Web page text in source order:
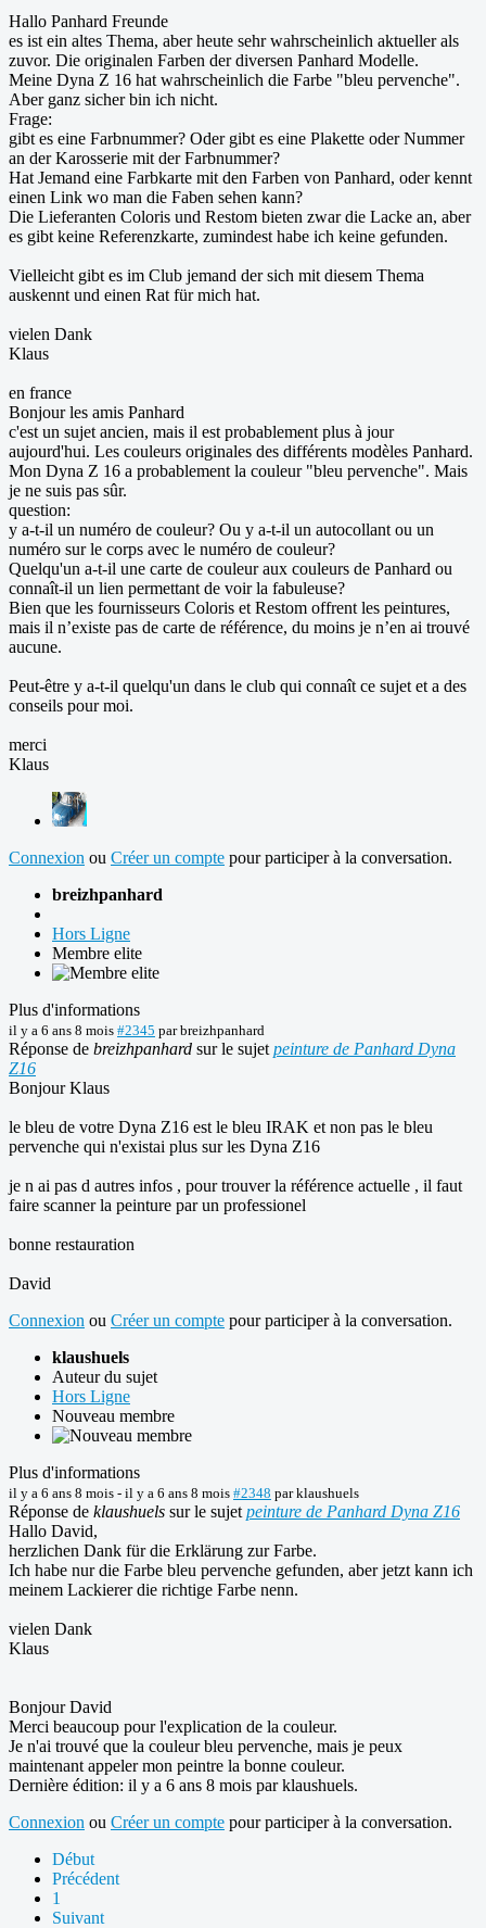
Hallo Panhard Freunde
es ist ein altes Thema, aber heute sehr wahrscheinlich aktueller als
zuvor. Die originalen Farben der diversen Panhard Modelle.
Meine Dyna Z 16 hat wahrscheinlich die Farbe "bleu pervenche".
Aber ganz sicher bin ich nicht.
Frage:
gibt es eine Farbnummer? Oder gibt es eine Plakette oder Nummer
an der Karosserie mit der Farbnummer?
Hat Jemand eine Farbkarte mit den Farben von Panhard, oder kennt
einen Link wo man die Faben sehen kann?
Die Lieferanten Coloris und Restom bieten zwar die Lacke an, aber
es gibt keine Referenzkarte, zumindest habe ich keine gefunden.
Vielleicht gibt es im Club jemand der sich mit diesem Thema
auskennt und einen Rat für mich hat.
vielen Dank
Klaus
en france
Bonjour les amis Panhard
c'est un sujet ancien, mais il est probablement plus à jour
aujourd'hui. Les couleurs originales des différents modèles Panhard.
Mon Dyna Z 16 a probablement la couleur "bleu pervenche". Mais
je ne suis pas sûr.
question:
y a-t-il un numéro de couleur? Ou y a-t-il un autocollant ou un
numéro sur le corps avec le numéro de couleur?
Quelqu'un a-t-il une carte de couleur aux couleurs de Panhard ou
connaît-il un lien permettant de voir la fabuleuse?
Bien que les fournisseurs Coloris et Restom offrent les peintures,
mais il n’existe pas de carte de référence, du moins je n’en ai trouvé
aucune.
Peut-être y a-t-il quelqu'un dans le club qui connaît ce sujet et a des
conseils pour moi.
merci
Klaus
Connexion ou Créer un compte pour participer à la conversation.
breizhpanhard
Hors Ligne
Membre elite
Plus d'informations
il y a 6 ans 8 mois #2345 parbreizhpanhard
Réponse de breizhpanhard sur le sujet peinture de Panhard Dyna
Z16
Bonjour Klaus
le bleu de votre Dyna Z16 est le bleu IRAK et non pas le bleu
pervenche qui n'existai plus sur les Dyna Z16
je n ai pas d autres infos , pour trouver la référence actuelle , il faut
faire scanner la peinture par un professionel
bonne restauration
David
Connexion ou Créer un compte pour participer à la conversation.
klaushuels
Auteur du sujet
Hors Ligne
Nouveau membre
Plus d'informations
il y a 6 ans 8 mois - il y a 6 ans 8 mois #2348 parklaushuels
Réponse de klaushuels sur le sujet peinture de Panhard Dyna Z16
Hallo David,
herzlichen Dank für die Erklärung zur Farbe.
Ich habe nur die Farbe bleu pervenche gefunden, aber jetzt kann ich
meinem Lackierer die richtige Farbe nenn.
vielen Dank
Klaus
Bonjour David
Merci beaucoup pour l'explication de la couleur.
Je n'ai trouvé que la couleur bleu pervenche, mais je peux
maintenant appeler mon peintre la bonne couleur.
Dernière édition: il y a 6 ans 8 mois parklaushuels.
Connexion ou Créer un compte pour participer à la conversation.
Début
Précédent
1
Suivant